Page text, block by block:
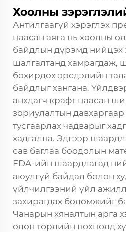
Хоолны
Антилгаагүй хэрэглэх
цаасан аяга нь хоолны
байдлын дүрэмд нийцэх
шалгалтанд хамрагдаж,
бохирдох эрсдэлийн
байдлыг хангана.
анхдагч крафт цаасан
зориулалтын
тусгаарлах чадварыг
хадгална. Эдгээр
сав баглаа боодолын
FDA-ийн шаардлагад
аюулгүй байдал болон
үйлчилгээний үйл
захирагдах боломжийг
Чанарын хяналтын арга
олон төрлийн нөхцөлд